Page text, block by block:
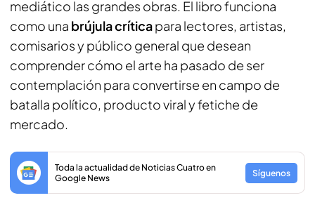
mediático las grandes obras. El libro funciona
como una brújula críticapara lectores, artistas,
comisarios y público general que desean
comprender cómo el arte ha pasado de ser
contemplación para convertirse en campo de
batalla político, producto viral y fetiche de
mercado.
Toda la actualidad de Noticias Cuatro en
Google News
Síguenos